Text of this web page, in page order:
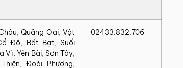
Quảng Oai, Vật
Đô, Bất Bạt, Suối
Vì, Yên Bài, Sơn Tây,
Đoài Phương,
02433.832.706